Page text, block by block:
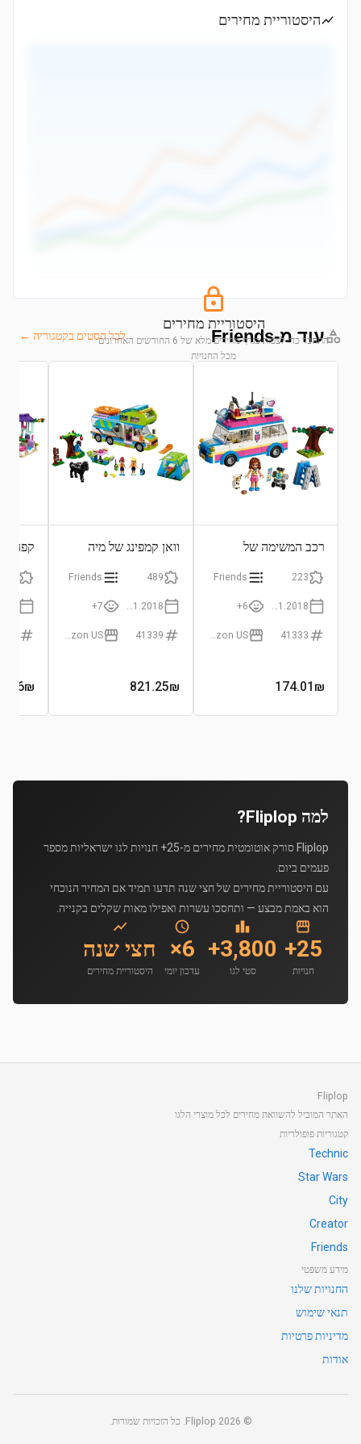
היסטוריית מחירים
היסטוריית מחירים
התחבר כדי לצפות בגרף מחירים מלא של 6 החודשים האחרונים
מכל החנויות
עוד מ-Friends לכל הסטים בקטגוריה ←
רכב המשימה של
223
Friends
6+
41333
174.01 ₪
וואן קמפינג של מיה
489
Friends
7+
41339
821.25₪
קפה
₪
למה Fliplop?
Fliplop סורק אוטומטית מחירים מ-25+ חנויות לגו ישראליות מספר
פעמים ביום.
עם היסטוריית מחירים של חצי שנה תדעו תמיד אם המחיר הנוכחי
הוא באמת מבצע — ותחסכו עשרות ואפילו מאות שקלים בקנייה.
25+
חנויות
3,800+
סטי לגו
6×
עדכון יומי
חצי שנה
היסטוריית מחירים
Fliplop
האתר המוביל להשוואת מחירים לכל מוצרי הלגו
קטגוריות פופולריות
Technic
Star Wars
City
Creator
Friends
מידע משפטי
החנויות שלנו
תנאי שימוש
מדיניות פרטיות
אודות
©
2026